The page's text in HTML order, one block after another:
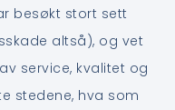
besøkt stort sett
altså), og vet
service, kvalitet og
stedene, hva som